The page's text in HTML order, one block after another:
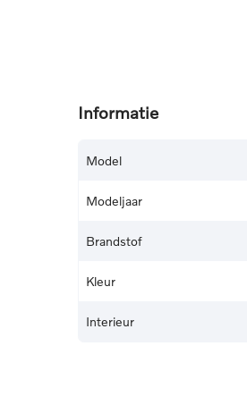
Informatie
Model
Modeljaar
Brandstof
Kleur
Interieur